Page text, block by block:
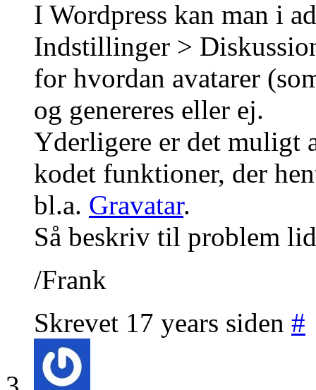
I Wordpress kan man i
Indstillinger >
for hvordan avatarer
og genereres eller ej.
Yderligere er det muligt
kodet funktioner, der
bl.a. Gravatar.
Så beskriv til problem
/Frank
Skrevet 17 years siden #